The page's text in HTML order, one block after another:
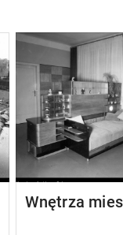
Wnętrza